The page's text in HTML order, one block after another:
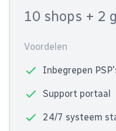
10 shops + 2
Voordelen
Inbegrepen
Support portaal
24/7 systeem